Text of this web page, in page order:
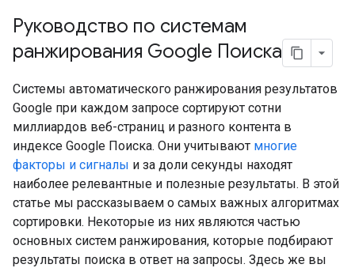
Руководство по системам
ранжирования Google Поиска
Системы автоматического ранжирования результатов
Google при каждом запросе сортируют сотни
миллиардов веб-страниц и разного контента в
индексе Google Поиска. Они учитывают многие
факторы и сигналы и за доли секунды находят
наиболее релевантные и полезные результаты. В этой
статье мы рассказываем о самых важных алгоритмах
сортировки. Некоторые из них являются частью
основных систем ранжирования, которые подбирают
результаты поиска в ответ на запросы. Здесь же вы